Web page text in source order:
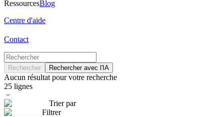
RessourcesBlog
Centre d'aide
Contact
Rechercher Rechercher avec l'IA
Aucun résultat pour votre recherche
25 lignes
Trier par
Filtrer